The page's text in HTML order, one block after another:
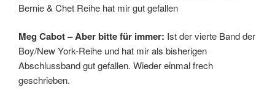
Bernie & Chet Reihe hat mir gut gefallen
Meg Cabot – Aber bitte für immer: Ist der vierte Band der
Boy/New York-Reihe und hat mir als bisherigen
Abschlussband gut gefallen. Wieder einmal frech
geschrieben.